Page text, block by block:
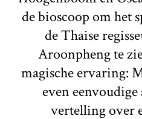
de bioscoop om het
de Thaise
Aroonpheng te
magische ervaring:
even
vertelling over